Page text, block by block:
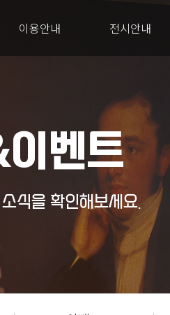
이용안내 전시안내
벤트
식을 확인해보세요.